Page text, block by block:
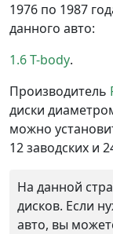
1976 по 1987
данного авто:
1.6 T-body
Производитель
диски
можно
12 заводских и
На данной
дисков. Если
авто, вы